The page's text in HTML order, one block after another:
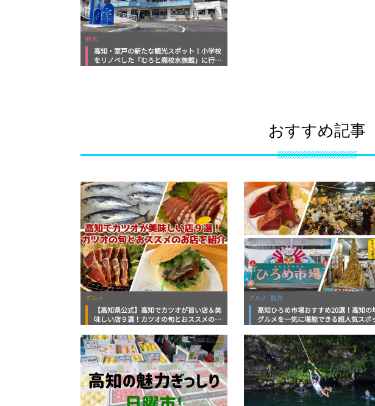
観光
高知・室戸の新たな観光スポット！小学校
をリノベした「むろと廃校水族館」に行っ
おすすめ記事
グルメ
【高知県公式】高知でカツオが旨い店＆美
味しい店９選！カツオの旬とおススメのお
グルメ, 観光
高知ひろめ市場おすすめ20選！高知の
グルメを一気に堪能できる超人気スポ